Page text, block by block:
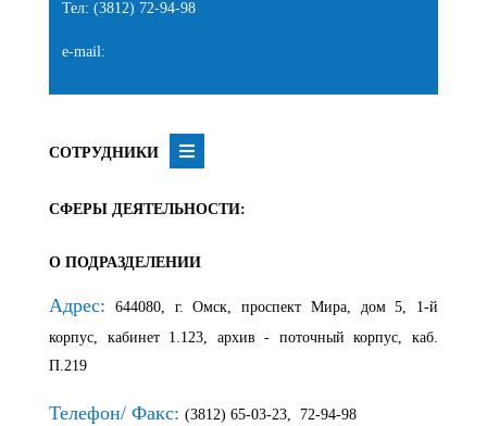
Тел: (3812) 72-94-98
e-mail:
СОТРУДНИКИ
СФЕРЫ ДЕЯТЕЛЬНОСТИ:
О ПОДРАЗДЕЛЕНИИ
Адрес: 644080, г. Омск, проспект Мира, дом 5, 1-й
корпус, кабинет 1.123, архив - поточный корпус, каб.
П.219
Телефон/ Факс: (3812) 65-03-23, 72-94-98